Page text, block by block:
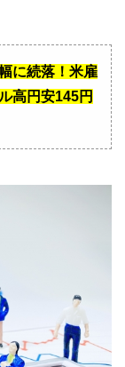
に続落！米雇
高円安145円